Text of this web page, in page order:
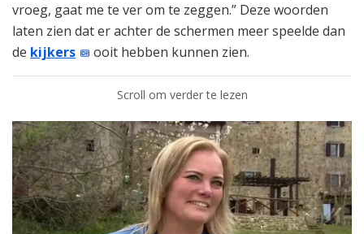
vroeg, gaat me te ver om te zeggen.” Deze woorden
laten zien dat er achter de schermen meer speelde dan
de kijkers ooit hebben kunnen zien.
Scroll om verder te lezen